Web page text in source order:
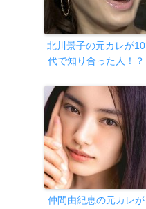
北川景子の元カレが10
代で知り合った人！？
仲間由紀恵の元カレが